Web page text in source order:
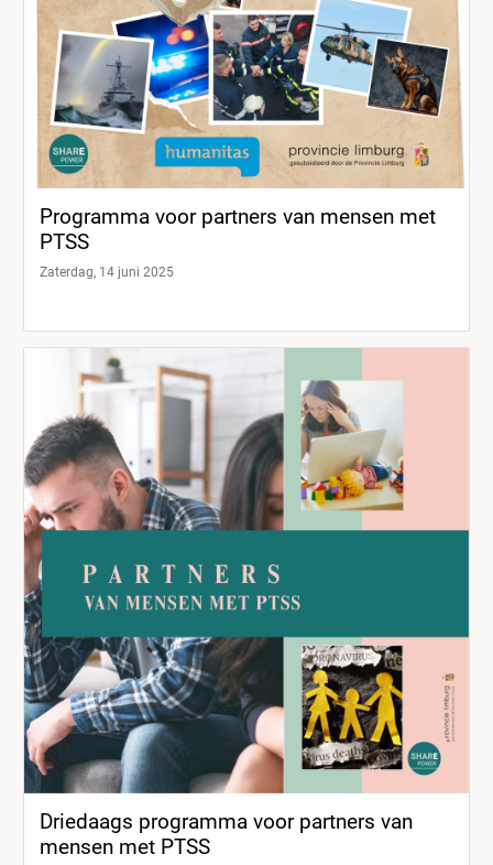
Programma voor partners van mensen met
PTSS
Zaterdag, 14 juni 2025
Driedaags programma voor partners van
mensen met PTSS